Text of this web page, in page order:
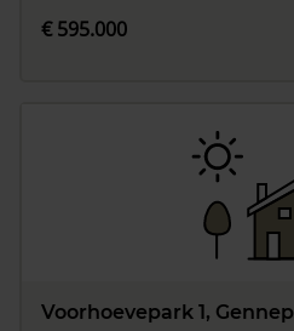
€ 595.000
Voorhoevepark 1, Gennep